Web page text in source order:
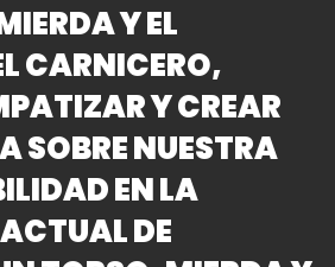
Y EL
CARNICERO,
Y CREAR
SOBRE NUESTRA
EN LA
DE